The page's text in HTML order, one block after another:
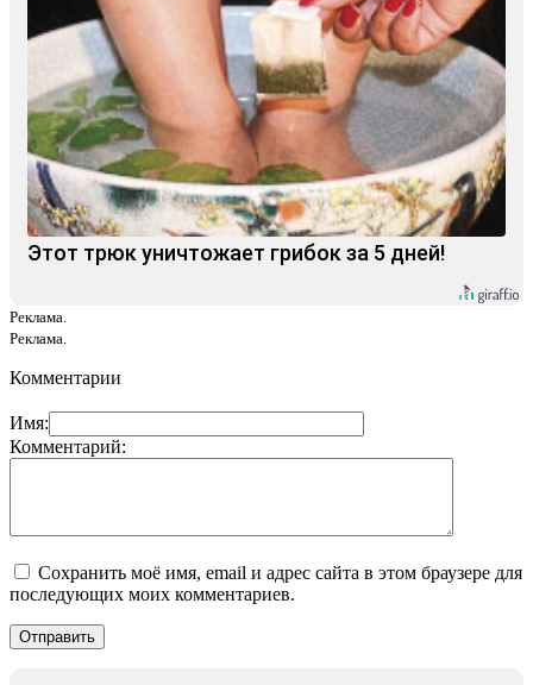
Этот трюк уничтожает грибок за 5 дней!
Реклама.
Реклама.
Комментарии
Имя:
Комментарий:
Сохранить моё имя, email и адрес сайта в этом браузере для
последующих моих комментариев.